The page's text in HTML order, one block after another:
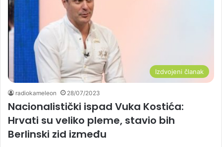
Izdvojeni članak
radiokameleon 28/07/2023
Nacionalistički ispad Vuka Kostića:
Hrvati su veliko pleme, stavio bih
Berlinski zid između